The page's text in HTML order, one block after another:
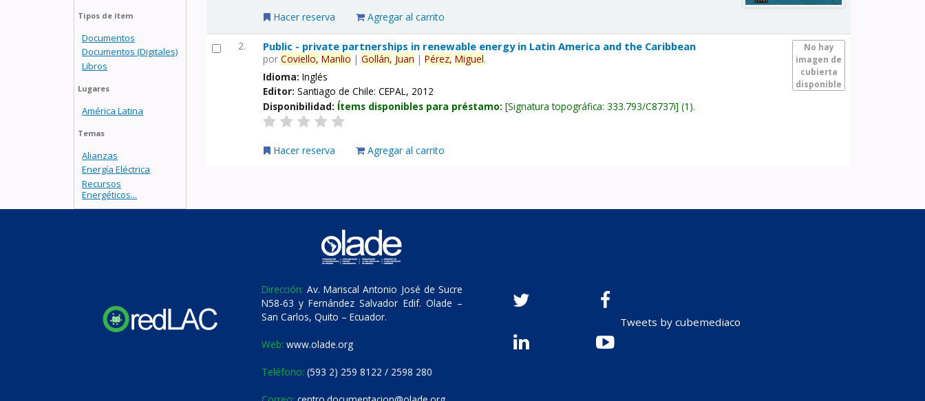
Tipos de ítem
Documentos
Documentos (Digitales)
Libros
Lugares
América Latina
Temas
Alianzas
Energía Eléctrica
Recursos
Energéticos...
Hacer reserva Agregar al carrito
2.
No hay
imagen de
cubierta
disponible
Public - private partnerships in renewable energy in Latin America and the Caribbean
porCoviello, Manlio |Gollán, Juan |Pérez, Miguel.
Idioma:Inglés
Editor:Santiago de Chile: CEPAL, 2012
Disponibilidad: Ítems disponibles para préstamo: Signatura topográfica:333.793/C8737i (1).
Hacer reserva Agregar al carrito
Dirección: Av. Mariscal Antonio José de Sucre
N58-63 y Fernández Salvador Edif. Olade –
San Carlos, Quito – Ecuador.
Web: www.olade.org
Teléfono: (593 2) 259 8122 / 2598 280
Tweets by cubemediaco